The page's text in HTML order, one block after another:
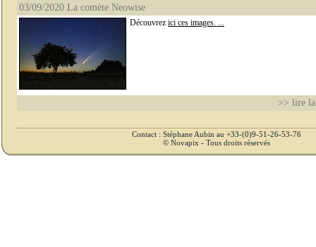
03/09/2020 La comète Neowise
Découvrez ici ces images. ...
>> lire
Contact : Stéphane Aubin au +33-(0)9-51-26-53-76
© Novapix - Tous droits réservés